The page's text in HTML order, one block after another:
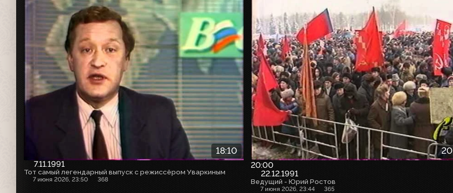
18:10
7.11.1991
Тот самый легендарный выпуск с режиссёром Уваркиным
7 июня 2026, 23:50 368
20:00
22.12.1991
Ведущий - Юрий Ростов
7 июня 2026, 23:44 365